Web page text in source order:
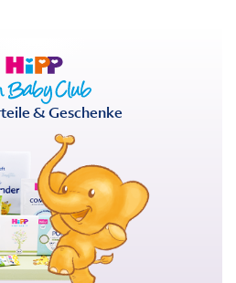
& Geschenke